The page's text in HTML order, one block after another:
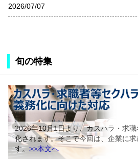
2026/07/07
旬の特集
2026年10月1日より、カスハラ・求
化されます。そこで今回は、企業に
す。 >>本文へ